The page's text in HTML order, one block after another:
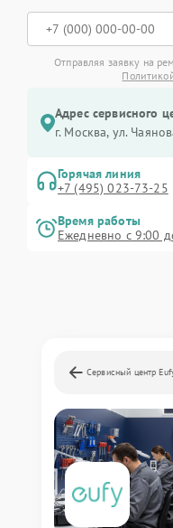
Отправляя заявку на
Адрес сервисного
г. Москва, ул.
Горячая линия
+7 (495) 023-73-25
Время работы
Ежедневно с 9:00
Сервисный центр